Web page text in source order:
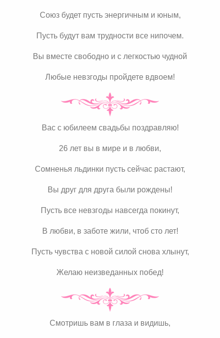
Союз будет пусть энергичным и юным,
Пусть будут вам трудности все нипочем.
Вы вместе свободно и с легкостью чудной
Любые невзгоды пройдете вдвоем!
Вас с юбилеем свадьбы поздравляю!
26 лет вы в мире и в любви,
Сомненья льдинки пусть сейчас растают,
Вы друг для друга были рождены!
Пусть все невзгоды навсегда покинут,
В любви, в заботе жили, чтоб сто лет!
Пусть чувства с новой силой снова хлынут,
Желаю неизведанных побед!
Смотришь вам в глаза и видишь,